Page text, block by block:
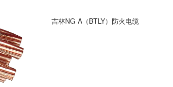
吉林NG-A（BTLY）防火电缆